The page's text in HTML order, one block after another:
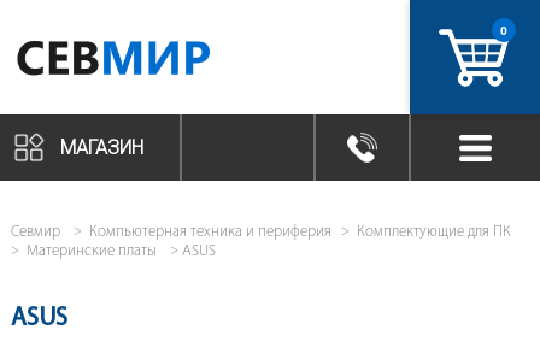
0
МАГАЗИН
Севмир Компьютерная техника и периферия
Комплектующие для ПК
Материнские платы
ASUS
ASUS